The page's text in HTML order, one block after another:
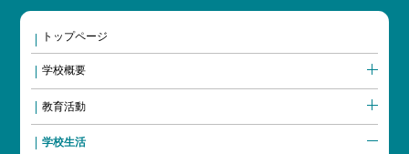
トップページ
学校概要
教育活動
学校生活